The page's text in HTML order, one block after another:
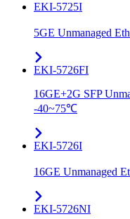
EKI-5725I
5GE Unmanaged
EKI-5726FI
16GE+2G SFP
-40~75℃
EKI-5726I
16GE Unmanaged
EKI-5726NI